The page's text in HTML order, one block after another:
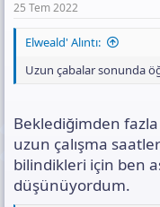
25 Tem 2022
Elweald' Alıntı:
Uzun çabalar sonunda
Beklediğimden
uzun çalışma
bilindikleri için ben
düşünüyordum.